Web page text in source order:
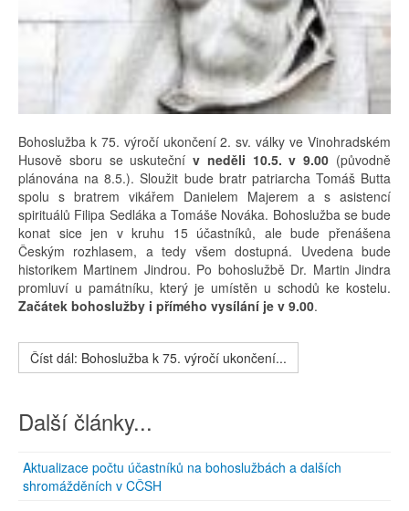
Bohoslužba k 75. výročí ukončení 2. sv. války ve Vinohradském
Husově sboru se uskutečnív neděli 10.5. v 9.00 (původně
plánována na 8.5.). Sloužit bude bratr patriarcha Tomáš Butta
spolu s bratrem vikářem Danielem Majerem a s asistencí
spirituálů Filipa Sedláka a Tomáše Nováka. Bohoslužba se bude
konat sice jen v kruhu 15 účastníků, ale bude přenášena
Českým rozhlasem, a tedy všem dostupná. Uvedena bude
historikem Martinem Jindrou. Po bohoslužbě Dr. Martin Jindra
promluví u památníku, který je umístěn u schodů ke kostelu.
Začátek bohoslužby i přímého vysílání je v 9.00.
Číst dál: Bohoslužba k 75. výročí ukončení...
Další články...
Aktualizace počtu účastníků na bohoslužbách a dalších
shromážděních v CČSH